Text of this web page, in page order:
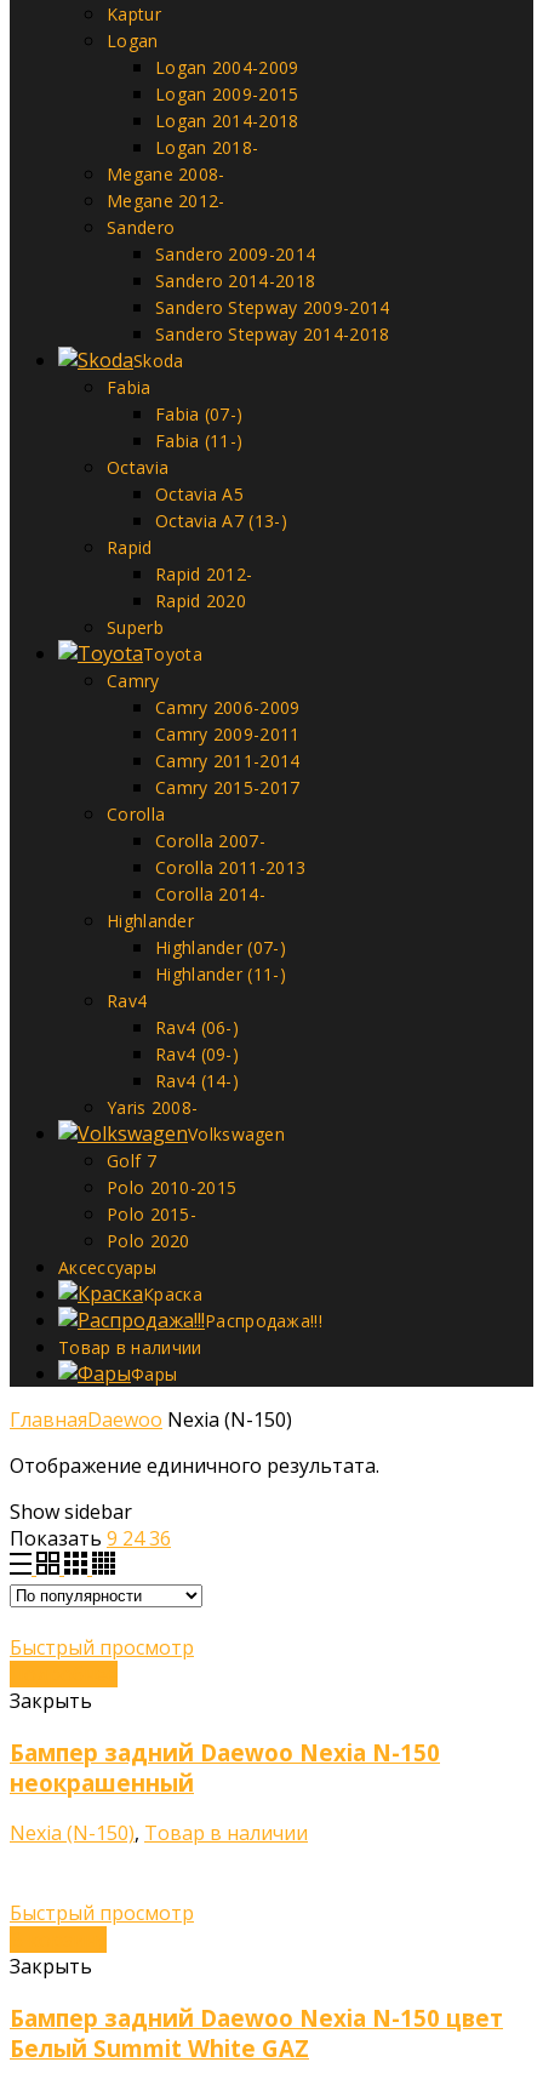
Kaptur
Logan
Logan 2004-2009
Logan 2009-2015
Logan 2014-2018
Logan 2018-
Megane 2008-
Megane 2012-
Sandero
Sandero 2009-2014
Sandero 2014-2018
Sandero Stepway 2009-2014
Sandero Stepway 2014-2018
Skoda
Fabia
Fabia (07-)
Fabia (11-)
Octavia
Octavia A5
Octavia A7 (13-)
Rapid
Rapid 2012-
Rapid 2020
Superb
Toyota
Camry
Camry 2006-2009
Camry 2009-2011
Camry 2011-2014
Camry 2015-2017
Corolla
Corolla 2007-
Corolla 2011-2013
Corolla 2014-
Highlander
Highlander (07-)
Highlander (11-)
Rav4
Rav4 (06-)
Rav4 (09-)
Rav4 (14-)
Yaris 2008-
Volkswagen
Golf 7
Polo 2010-2015
Polo 2015-
Polo 2020
Аксессуары
Краска
Распродажа!!!
Товар в наличии
Фары
ГлавнаяDaewoo Nexia (N-150)
Отображение единичного результата.
Show sidebar
Показать 9 2436
Быстрый просмотр
Закрыть
Бампер задний Daewoo Nexia N-150
неокрашенный
Nexia (N-150), Товар в наличии
Быстрый просмотр
Закрыть
Бампер задний Daewoo Nexia N-150 цвет
Белый Summit White GAZ